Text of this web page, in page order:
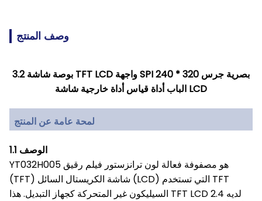
وصف المنتج
3.2 بوصة شاشة TFT LCD واجهة SPI 240 * 320 بصرية جرس
الباب أداة قياس أداة خارجية شاشة LCD
لمحة عامة عن المنتج
1.1 الوصف
YT032H005 هو مصفوفة فعالة لون ترانزستور فيلم رقيق
(TFT) شاشة الكريستال السائل (LCD) التي تستخدم TFT
السيليكون غير المتحركة كجهاز التبديل. هذا TFT LCD لديه 2.4